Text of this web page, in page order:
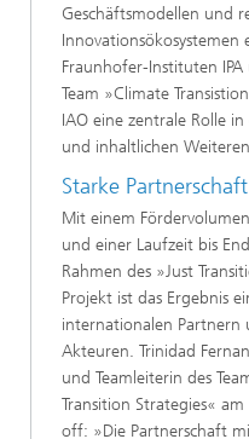
Geschäftsmodellen und
Innovationsökosystemen
Fraunhofer-Instituten
Team »Climate
IAO eine zentrale Rolle
und inhaltlichen
Starke
Mit einem
und einer Laufzeit bis
Rahmen des »Just
Projekt ist das Ergebnis
internationalen Partnern
Akteuren. Trinidad
und Teamleiterin des
Transition Strategies«
off: »Die Partnerschaft